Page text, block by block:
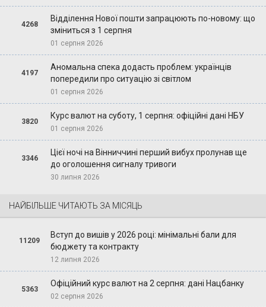
4268
Відділення Нової пошти запрацюють по-новому: що
зміниться з 1 серпня
01 серпня 2026
4197
Аномальна спека додасть проблем: українців
попередили про ситуацію зі світлом
01 серпня 2026
3820
Курс валют на суботу, 1 серпня: офіційні дані НБУ
01 серпня 2026
3346
Цієї ночі на Вінниччині перший вибух пролунав ще
до оголошення сигналу тривоги
30 липня 2026
НАЙБІЛЬШЕ ЧИТАЮТЬ ЗА МІСЯЦЬ
11209
Вступ до вишів у 2026 році: мінімальні бали для
бюджету та контракту
12 липня 2026
5363
Офіційний курс валют на 2 серпня: дані Нацбанку
02 серпня 2026